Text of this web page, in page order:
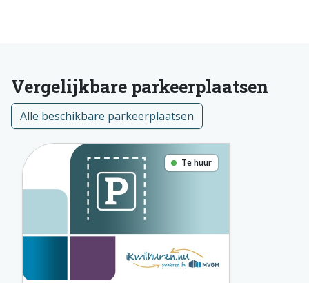
Vergelijkbare parkeerplaatsen
Alle beschikbare parkeerplaatsen
Te huur